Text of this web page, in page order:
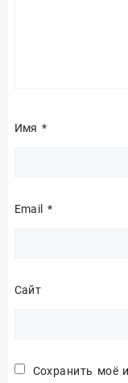
Имя*
Email *
Сайт
Сохранить моё